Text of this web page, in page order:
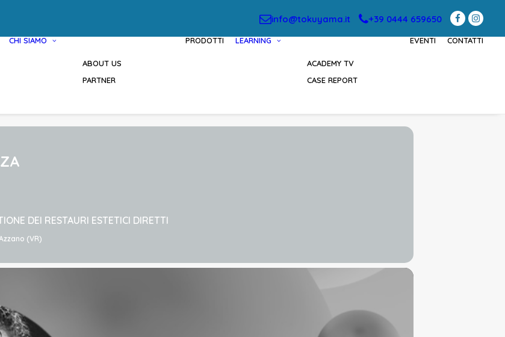
info@tokuyama.it +39 0444 659650
CHI SIAMO
ABOUT US
PARTNER
PRODOTTI LEARNING
ACADEMY TV
CASE REPORT
EVENTI CONTATTI
DEI RESTAURI ESTETICI DIRETTI
(VR)